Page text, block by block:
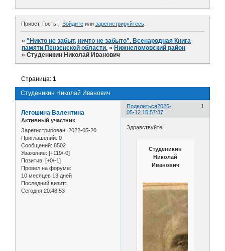
Привет, Гость! Войдитеили зарегистрируйтесь.
»"Никто не забыт, ничто не забыто". Всенародная Книга
памяти Пензенской области. » Нижнеломовский район
»Студеникин Николай Иванович
Студеникин Николай Иванович
Страница:1
Поделиться 1
2026-
05-12 15:57:37
Легошина Валентина
Активный участник
Зарегистрирован: 2022-05-20
Приглашений: 0
Сообщений: 8502
Уважение: [+119/-0]
Позитив: [+0/-1]
Провел на форуме:
10 месяцев 13 дней
Последний визит:
Сегодня 20:48:53
Здравствуйте!
Студеникин
Николай
Иванович